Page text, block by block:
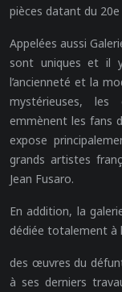
pièces datant du 20e
Appelées aussi
sont uniques et il
l’ancienneté et la
mystérieuses,
emmènent les fans
expose
grands artistes
Jean Fusaro.
En addition, la
dédiée totalement à
des œuvres du
à ses derniers